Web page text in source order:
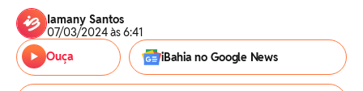
Iamany Santos
07/03/2024 às 6:41
Ouça
iBahia no Google News